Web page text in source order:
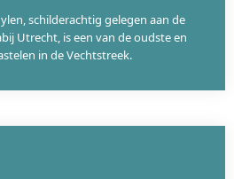
schilderachtig gelegen aan de
Utrecht, is een van de oudste en
in de Vechtstreek.